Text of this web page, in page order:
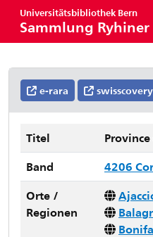
Universitätsbibliothek Bern
Sammlung Ryhiner
e-rara swisscovery
Titel
Band
4206
Orte /
Regionen